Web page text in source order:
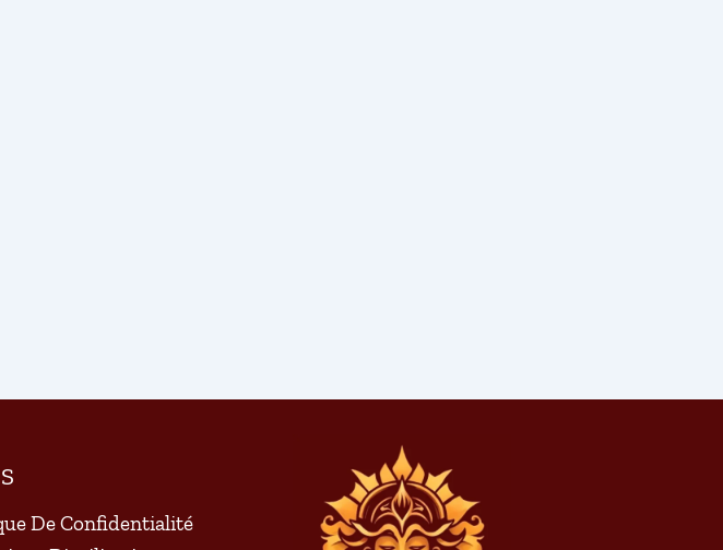
De Confidentialité